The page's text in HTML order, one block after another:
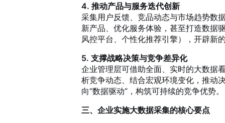
4. 推动产品与服务迭代创新
采集用户反馈、竞品动态与市场趋势数
新产品、优化服务体验，甚至打造数据
风控平台、个性化推荐引擎），开辟新
5. 支撑战略决策与竞争差异化
企业管理层可借助全面、实时的大数据
析竞争动态、结合宏观环境变化，推动
向“数据驱动”，构筑可持续的竞争优势。
三、企业实施大数据采集的核心要点